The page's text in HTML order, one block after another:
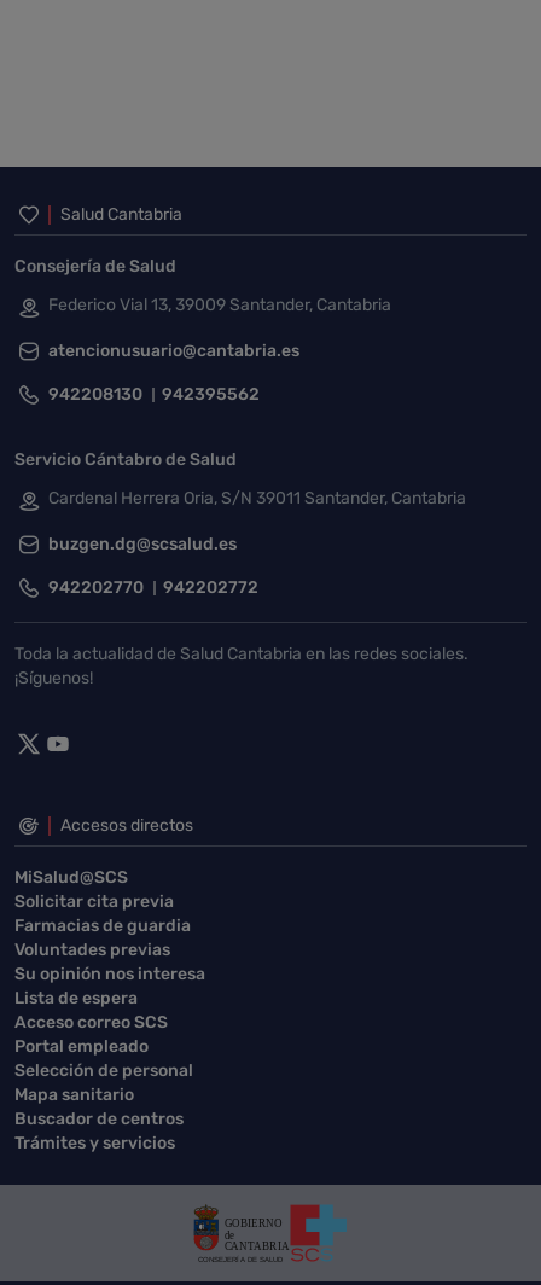
Inicio del pie de página
Salud Cantabria
Consejería de Salud
Federico Vial 13, 39009 Santander, Cantabria
atencionusuario@cantabria.es
942208130 942395562
Servicio Cántabro de Salud
Cardenal Herrera Oria, S/N 39011 Santander, Cantabria
buzgen.dg@scsalud.es
942202770 942202772
Toda la actualidad de Salud Cantabria en las redes sociales.
¡Síguenos!
Accesos directos
MiSalud@SCS
Solicitar cita previa
Farmacias de guardia
Voluntades previas
Su opinión nos interesa
Lista de espera
Acceso correo SCS
Portal empleado
Selección de personal
Mapa sanitario
Buscador de centros
Trámites y servicios